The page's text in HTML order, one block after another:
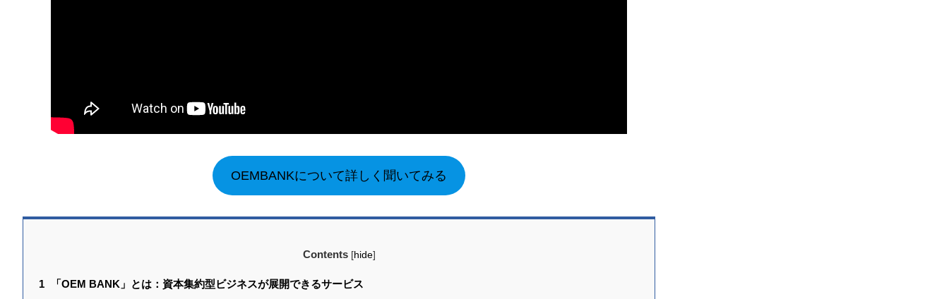
OEMBANKについて詳しく聞いてみる
Contents [hide]
1 「OEM BANK」とは：資本集約型ビジネスが展開できるサービス